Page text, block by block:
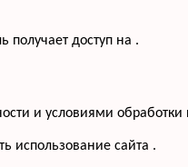
получает доступ на .
и условиями
использование сайта .